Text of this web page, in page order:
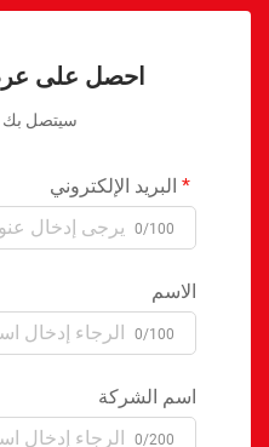
احصل على
سيتصل بك
البريد الإلكتروني
0/100
الاسم
0/100
اسم الشركة
0/200